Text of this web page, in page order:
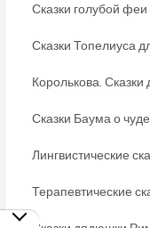
Сказки голубой
Сказки Топелиуса
Королькова. Сказки
Сказки Баума о
Лингвистические
Терапевтические